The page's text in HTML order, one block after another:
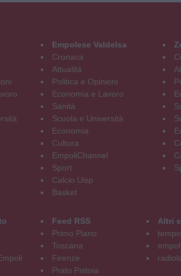
Empolese Valdelsa
Cronaca
Attualità
Politica e Opinioni
Economia e Lavoro
Sanità
Scuola e Università
Economia
Cultura
EmpoliChannel
Sport
Calcio Uisp
Basket
Feed RSS
Primo Piano
Toscana
Firenze
Prato Pistoia
Altri